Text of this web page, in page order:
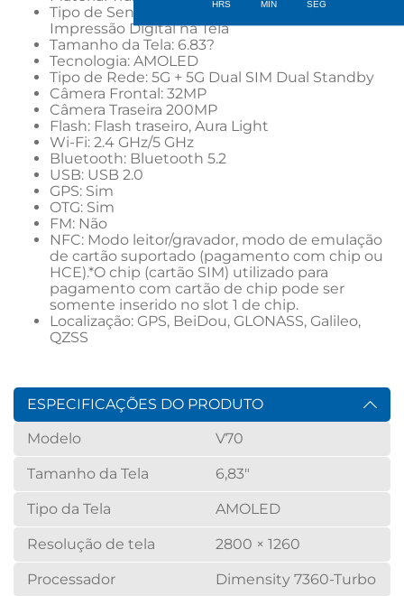
Tipo de Sensor de Impressão Digital: Leitor de
Impressão Digital na Tela
Tamanho da Tela: 6.83?
Tecnologia: AMOLED
Tipo de Rede: 5G + 5G Dual SIM Dual Standby
Câmera Frontal: 32MP
Câmera Traseira 200MP
Flash: Flash traseiro, Aura Light
Wi-Fi: 2.4 GHz/5 GHz
Bluetooth: Bluetooth 5.2
USB: USB 2.0
GPS: Sim
OTG: Sim
FM: Não
NFC: Modo leitor/gravador, modo de emulação
de cartão suportado (pagamento com chip ou
HCE).*O chip (cartão SIM) utilizado para
pagamento com cartão de chip pode ser
somente inserido no slot 1 de chip.
Localização: GPS, BeiDou, GLONASS, Galileo,
QZSS
ESPECIFICAÇÕES DO PRODUTO
Modelo
V70
Tamanho da Tela 6,83"
Tipo da Tela AMOLED
Resolução de tela 2800 × 1260
Processador Dimensity 7360-Turbo